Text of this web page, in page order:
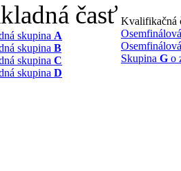
časť
skupina A
skupina B
skupina C
skupina D
Kvalifikačná
Skupina G o